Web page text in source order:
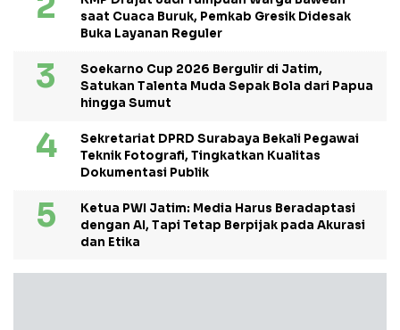
saat Cuaca Buruk, Pemkab Gresik Didesak
Buka Layanan Reguler
Soekarno Cup 2026 Bergulir di Jatim,
Satukan Talenta Muda Sepak Bola dari Papua
hingga Sumut
Sekretariat DPRD Surabaya Bekali Pegawai
Teknik Fotografi, Tingkatkan Kualitas
Dokumentasi Publik
Ketua PWI Jatim: Media Harus Beradaptasi
dengan AI, Tapi Tetap Berpijak pada Akurasi
dan Etika